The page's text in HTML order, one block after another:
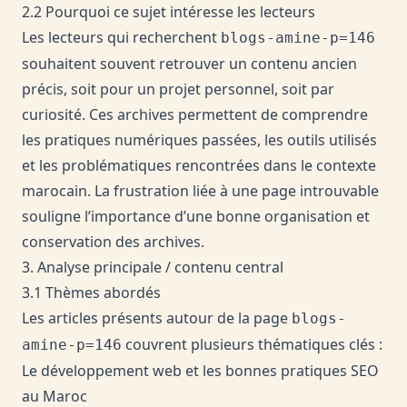
2.2 Pourquoi ce sujet intéresse les lecteurs
Les lecteurs qui recherchent blogs-amine-p=146
souhaitent souvent retrouver un contenu ancien
précis, soit pour un projet personnel, soit par
curiosité. Ces archives permettent de comprendre
les pratiques numériques passées, les outils utilisés
et les problématiques rencontrées dans le contexte
marocain. La frustration liée à une page introuvable
souligne l’importance d’une bonne organisation et
conservation des archives.
3. Analyse principale / contenu central
3.1 Thèmes abordés
Les articles présents autour de la page blogs-
amine-p=146 couvrent plusieurs thématiques clés :
Le développement web et les bonnes pratiques SEO
au Maroc